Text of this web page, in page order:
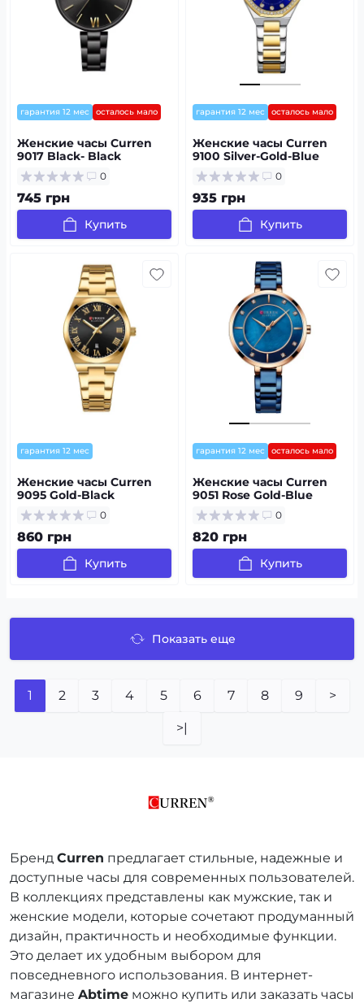
гарантия 12 мес осталось мало
Женские часы Curren
9017 Black- Black
0
745 грн
Купить
гарантия 12 мес осталось мало
Женские часы Curren
9100 Silver-Gold-Blue
0
935 грн
Купить
гарантия 12 мес
Женские часы Curren
9095 Gold-Black
0
860 грн
Купить
гарантия 12 мес осталось мало
Женские часы Сurren
9051 Rose Gold-Blue
0
820 грн
Купить
Показать еще
1 2 3 4 5 6 7 8 9 >
>|
Бренд Curren предлагает стильные, надежные и
доступные часы для современных пользователей.
В коллекциях представлены как мужские, так и
женские модели, которые сочетают продуманный
дизайн, практичность и необходимые функции.
Это делает их удобным выбором для
повседневного использования. В интернет-
магазине Abtime можно купить или заказать часы